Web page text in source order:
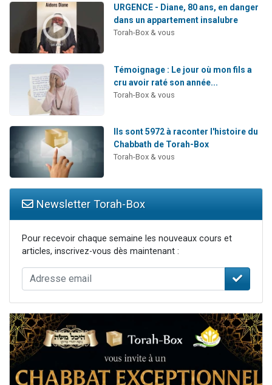
URGENCE - Diane, 80 ans, en danger
dans un appartement insalubre
Torah-Box & vous
Témoignage : Le jour où mon fils a
cru avoir raté son année...
Torah-Box & vous
Ils sont 5972 à raconter l'histoire du
Chabbath de Torah-Box
Torah-Box & vous
Newsletter Torah-Box
Pour recevoir chaque semaine les nouveaux cours et
articles, inscrivez-vous dès maintenant :